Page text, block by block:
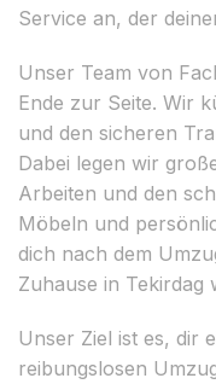
Service an, der
Unser Team von
Ende zur Seite. Wir
und den sicheren
Dabei legen wir
Arbeiten und den
Möbeln und
dich nach dem
Zuhause in Tekirdag
Unser Ziel ist es, dir
reibungslosen